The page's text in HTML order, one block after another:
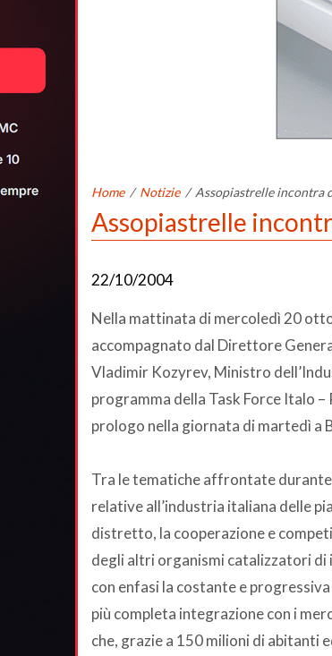
Home / Notizie / Assopiastrelle incontra
Assopiastrelle
22/10/2004
Nella mattinata di mercoledì 20
accompagnato dal Direttore
Vladimir Kozyrev, Ministro
programma della Task Force Italo –
prologo nella giornata di martedì a
Tra le tematiche affrontate durante
relative all’industria italiana delle
distretto, la cooperazione e
degli altri organismi catalizzatori di
con enfasi la costante e
più completa integrazione con i
che, grazie a 150 milioni di abitanti